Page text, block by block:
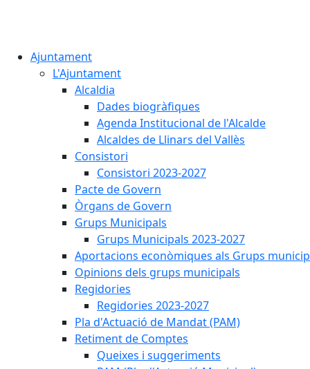
Ajuntament
L'Ajuntament
Alcaldia
Dades biogràfiques
Agenda Institucional de l'Alcalde
Alcaldes de Llinars del Vallès
Consistori
Consistori 2023-2027
Pacte de Govern
Òrgans de Govern
Grups Municipals
Grups Municipals 2023-2027
Aportacions econòmiques als Grups
Opinions dels grups municipals
Regidories
Regidories 2023-2027
Pla d'Actuació de Mandat (PAM)
Retiment de Comptes
Queixes i suggeriments